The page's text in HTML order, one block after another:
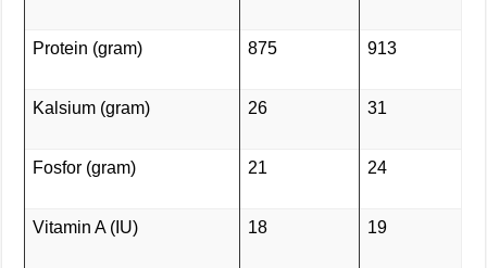
Protein (gram) 875 913
Kalsium (gram) 26 31
Fosfor (gram) 21 24
Vitamin A (IU) 18 19